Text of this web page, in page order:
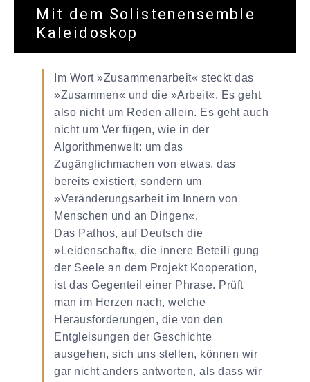
Im Wort »Zusammenarbeit« steckt das
»Zusammen« und die »Arbeit«. Es geht
also nicht um Reden allein. Es geht auch
nicht um Ver­ fügen, wie in der
Algorithmenwelt: um das
Zugänglichmachen von etwas, das
bereits existiert, sondern um
»Veränderungsarbeit im Innern von
Menschen und an Dingen«.
Das Pathos, auf Deutsch die
»Leidenschaft«, die innere Beteili­ gung
der Seele an dem Projekt Kooperation,
ist das Gegenteil einer Phrase. Prüft
man im Herzen nach, welche
Herausforderungen, die von den
Entgleisungen der Geschichte
ausgehen, sich uns stellen, können wir
gar nicht anders antworten, als dass wir